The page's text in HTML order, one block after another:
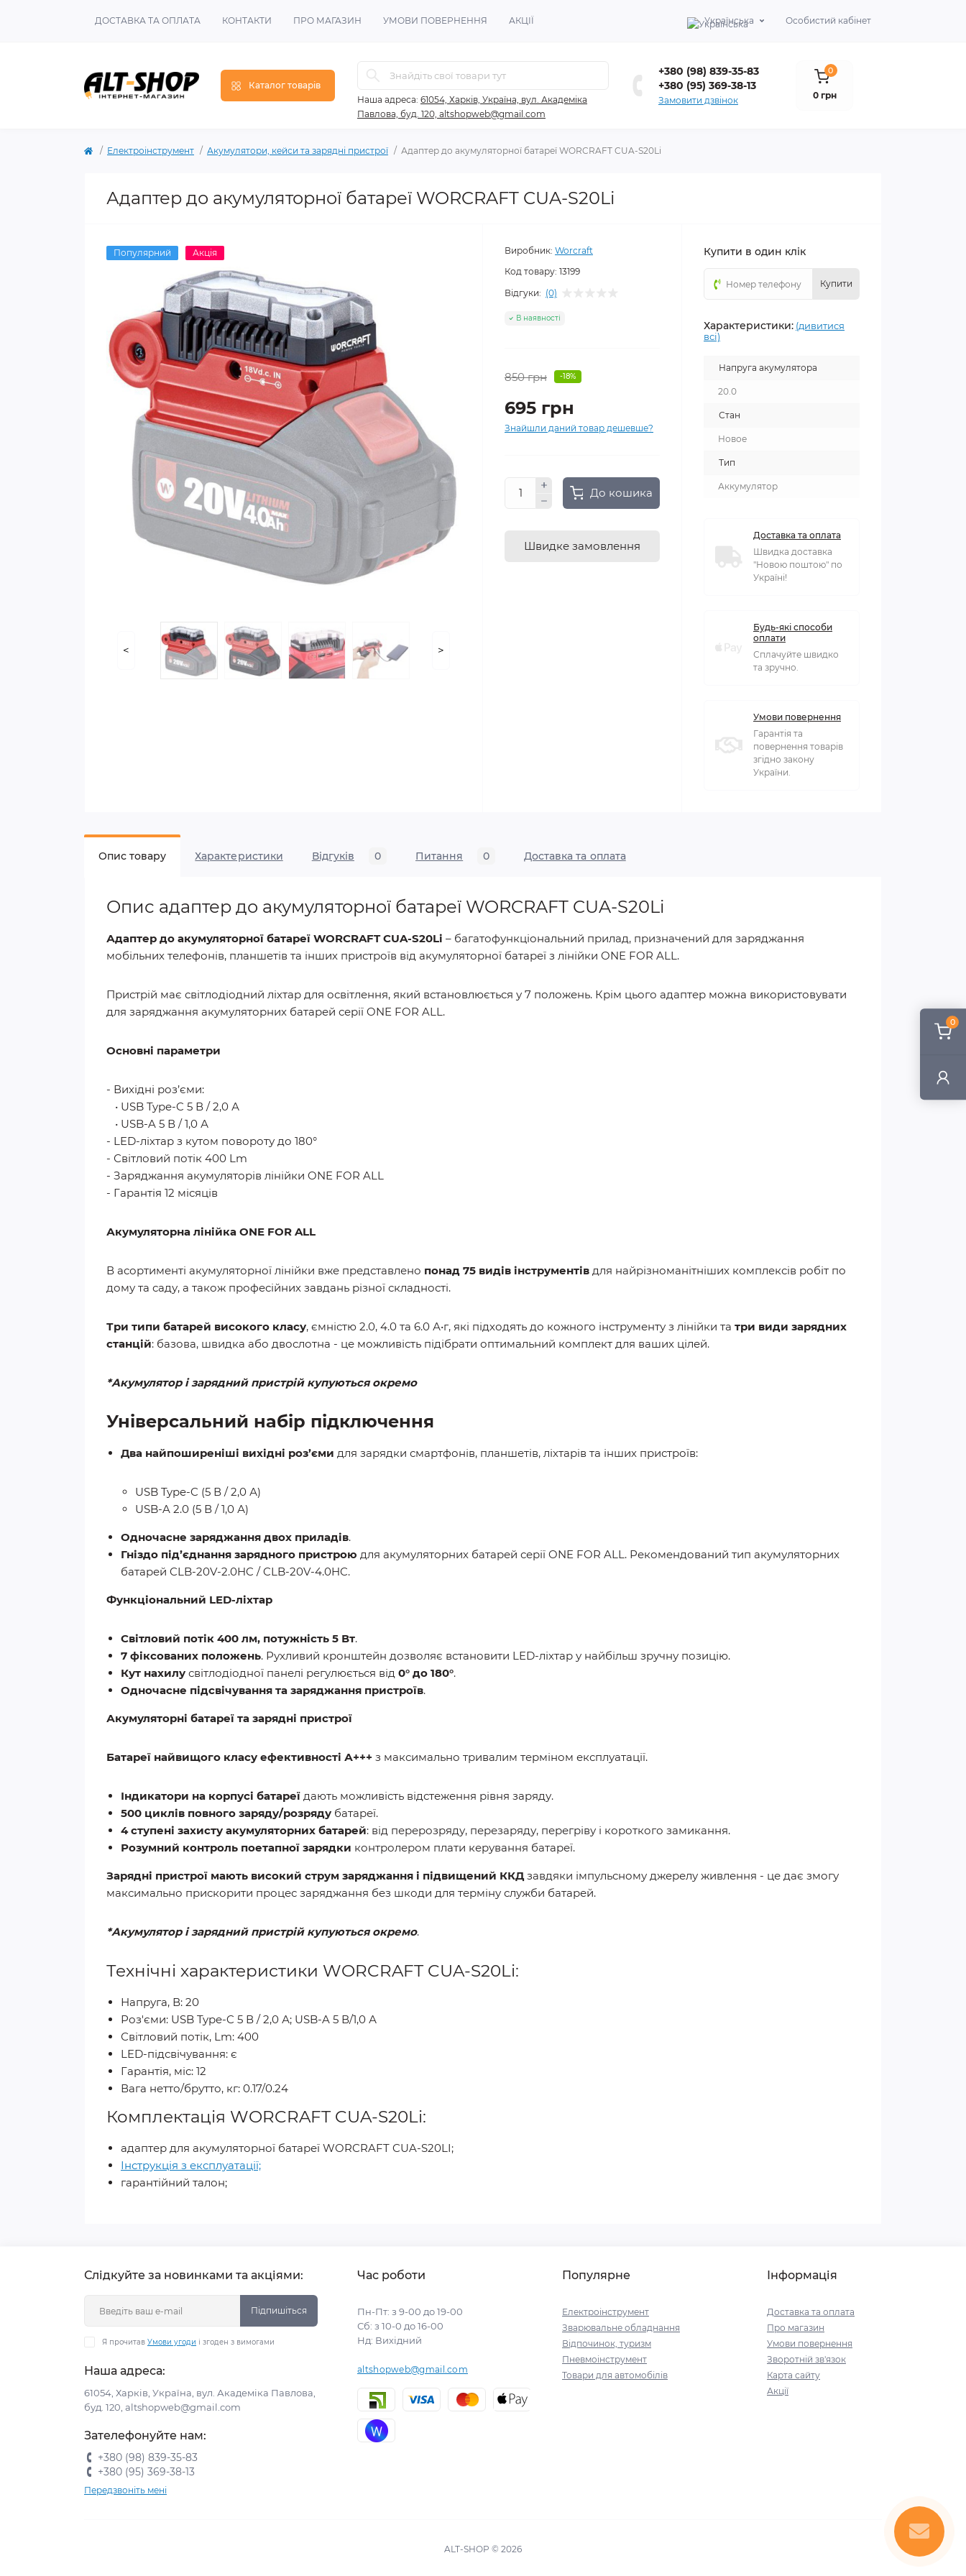
0
ДОСТАВКА ТА ОПЛАТА КОНТАКТИ ПРО МАГАЗИН УМОВИ ПОВЕРНЕННЯ АКЦІЇ Українська Особистий кабінет
Каталог товарів
Наша адреса: 61054, Харків, Україна, вул. Академіка
Павлова, буд. 120, altshopweb@gmail.com
+380 (98) 839-35-83
+380 (95) 369-38-13
Замовити дзвінок
0
0 грн
Електроінструмент Акумулятори, кейси та зарядні пристрої Адаптер до акумуляторної батареї WORCRAFT CUA-S20Li
Адаптер до акумуляторної батареї WORCRAFT CUA-S20Li
Популярний Акція
< >
Виробник: Worcraft
Код товару: 13199
Відгуки: (0)
В наявності
850 грн -18%
695 грн
Знайшли даний товар дешевше?
До кошика
Швидке замовлення
Купити в один клік
Купити
Характеристики: (дивитися
всі)
Напруга акумулятора
20.0
Стан
Новое
Тип
Аккумулятор
Доставка та оплата
Швидка доставка
"Новою поштою" по
Україні!
Будь-які способи
оплати
Сплачуйте швидко
та зручно.
Умови повернення
Гарантія та
повернення товарів
згідно закону
України.
Опис товару Характеристики Відгуків 0 Питання 0 Доставка та оплата
Опис адаптер до акумуляторної батареї WORCRAFT CUA-S20Li
Адаптер до акумуляторної батареї WORCRAFT CUA-S20Li – багатофункціональний прилад, призначений для заряджання
мобільних телефонів, планшетів та інших пристроїв від акумуляторної батареї з лінійки ONE FOR ALL.
Пристрій має світлодіодний ліхтар для освітлення, який встановлюється у 7 положень. Крім цього адаптер можна використовувати
для заряджання акумуляторних батарей серії ONE FOR ALL.
Основні параметри
- Вихідні роз’єми:
• USB Type-C 5 В / 2,0 А
• USB-A 5 В / 1,0 А
- LED-ліхтар з кутом повороту до 180°
- Світловий потік 400 Lm
- Заряджання акумуляторів лінійки ONE FOR ALL
- Гарантія 12 місяців
Акумуляторна лінійка ONE FOR ALL
В асортименті акумуляторної лінійки вже представлено понад 75 видів інструментів для найрізноманітніших комплексів робіт по
дому та саду, а також професійних завдань різної складності.
Три типи батарей високого класу, ємністю 2.0, 4.0 та 6.0 А•г, які підходять до кожного інструменту з лінійки та три види зарядних
станцій: базова, швидка або двослотна - це можливість підібрати оптимальний комплект для ваших цілей.
*Акумулятор і зарядний пристрій купуються окремо
Універсальний набір підключення
Два найпоширеніші вихідні роз’єми для зарядки смартфонів, планшетів, ліхтарів та інших пристроїв:
USB Type-C (5 В / 2,0 А)
USB-A 2.0 (5 В / 1,0 А)
Одночасне заряджання двох приладів.
Гніздо під’єднання зарядного пристрою для акумуляторних батарей серії ONE FOR ALL. Рекомендований тип акумуляторних
батарей CLB-20V-2.0HC / CLB-20V-4.0HC.
Функціональний LED-ліхтар
Світловий потік 400 лм, потужність 5 Вт.
7 фіксованих положень. Рухливий кронштейн дозволяє встановити LED-ліхтар у найбільш зручну позицію.
Кут нахилу світлодіодної панелі регулюється від 0° до 180°.
Одночасне підсвічування та заряджання пристроїв.
Акумуляторні батареї та зарядні пристрої
Батареї найвищого класу ефективності А+++ з максимально тривалим терміном експлуатації.
Індикатори на корпусі батареї дають можливість відстеження рівня заряду.
500 циклів повного заряду/розряду батареї.
4 ступені захисту акумуляторних батарей: від перерозряду, перезаряду, перегріву і короткого замикання.
Розумний контроль поетапної зарядки контролером плати керування батареї.
Зарядні пристрої мають високий струм заряджання і підвищений ККДзавдяки імпульсному джерелу живлення - це дає змогу
максимально прискорити процес заряджання без шкоди для терміну служби батарей.
*Акумулятор і зарядний пристрій купуються окремо.
Технічні характеристики WORCRAFT CUA-S20Li:
Напруга, В: 20
Роз'єми: USB Type-C 5 В / 2,0 А; USB-A 5 В/1,0 А
Світловий потік, Lm: 400
LED-підсвічування: є
Гарантія, міс: 12
Вага нетто/брутто, кг: 0.17/0.24
Комплектація WORCRAFT CUA-S20Li:
адаптер для акумуляторної батареї WORCRAFT CUA‑S20LI;
Інструкція з експлуатації;
гарантійний талон;
Слідкуйте за новинками та акціями:
Підпишіться
Я прочитав Умови угоди і згоден з вимогами
Наша адреса:
61054, Харків, Україна, вул. Академіка Павлова,
буд. 120, altshopweb@gmail.com
Зателефонуйте нам:
+380 (98) 839-35-83
+380 (95) 369-38-13
Передзвоніть мені
Час роботи
Пн-Пт: з 9-00 до 19-00
Сб: з 10-0 до 16-00
Нд: Вихідний
altshopweb@gmail.com
Популярне
Електроінструмент
Зварювальне обладнання
Відпочинок, туризм
Пневмоінструмент
Товари для автомобілів
Інформація
Доставка та оплата
Про магазин
Умови повернення
Зворотній зв'язок
Карта сайту
Акції
ALT-SHOP © 2026